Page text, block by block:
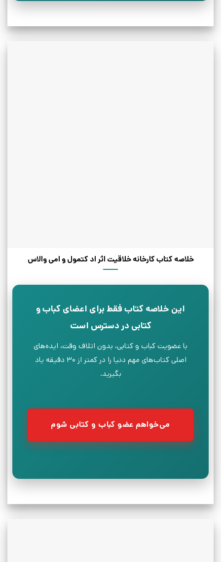
خلاصه کتاب کارخانه خلاقیت اثر اد کتمول و امی والاس
این خلاصه کتاب فقط برای اعضای کباب و
کتابی در دسترس است
با عضویت کباب و کتابی، بدون اتلاف وقت، ایده‌های
اصلی کتاب‌های مهم دنیا را در کمتر از ۳۰ دقیقه یاد
بگیرید.
می‌خواهم عضو کباب و کتابی شوم